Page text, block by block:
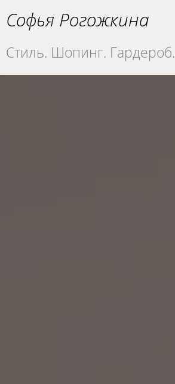
Софья Рогожкина
Стиль. Шопинг. Гардероб.